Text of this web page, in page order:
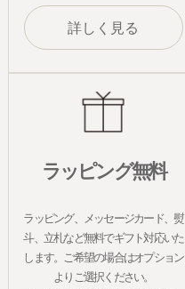
詳しく見る
ラッピング無料
ラッピング、メッセージカード、熨
斗、立札など無料でギフト対応いた
します。ご希望の場合はオプション
よりご選択ください。